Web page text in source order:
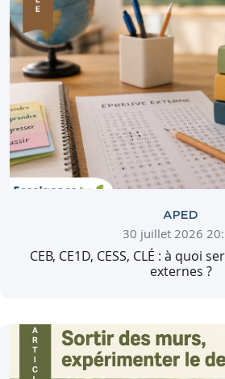
APED
30 juillet 2026
CEB, CE1D, CESS, CLÉ : à quoi
externes ?